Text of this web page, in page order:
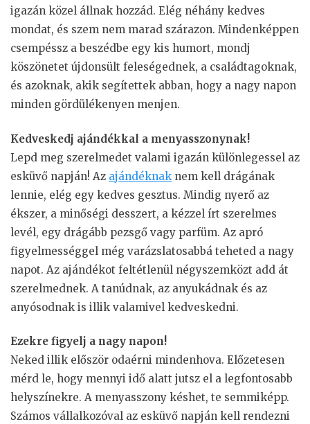
igazán közel állnak hozzád. Elég néhány kedves
mondat, és szem nem marad szárazon. Mindenképpen
csempéssz a beszédbe egy kis humort, mondj
köszönetet újdonsült feleségednek, a családtagoknak,
és azoknak, akik segítettek abban, hogy a nagy napon
minden gördülékenyen menjen.
Kedveskedj ajándékkal a menyasszonynak!
Lepd meg szerelmedet valami igazán különlegessel az
esküvő napján! Az ajándéknak nem kell drágának
lennie, elég egy kedves gesztus. Mindig nyerő az
ékszer, a minőségi desszert, a kézzel írt szerelmes
levél, egy drágább pezsgő vagy parfüm. Az apró
figyelmességgel még varázslatosabbá teheted a nagy
napot. Az ajándékot feltétlenül négyszemközt add át
szerelmednek. A tanúdnak, az anyukádnak és az
anyósodnak is illik valamivel kedveskedni.
Ezekre figyelj a nagy napon!
Neked illik először odaérni mindenhova. Előzetesen
mérd le, hogy mennyi idő alatt jutsz el a legfontosabb
helyszínekre. A menyasszony késhet, te semmiképp.
Számos vállalkozóval az esküvő napján kell rendezni